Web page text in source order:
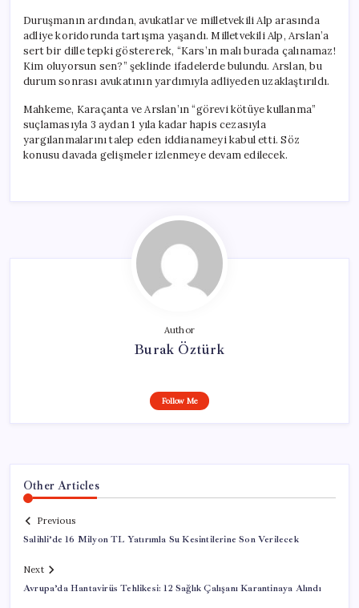
Duruşmanın ardından, avukatlar ve milletvekili Alp arasında
adliye koridorunda tartışma yaşandı. Milletvekili Alp, Arslan’a
sert bir dille tepki göstererek, “Kars’ın malı burada çalınamaz!
Kim oluyorsun sen?” şeklinde ifadelerde bulundu. Arslan, bu
durum sonrası avukatının yardımıyla adliyeden uzaklaştırıldı.
Mahkeme, Karaçanta ve Arslan’ın “görevi kötüye kullanma”
suçlamasıyla 3 aydan 1 yıla kadar hapis cezasıyla
yargılanmalarını talep eden iddianameyi kabul etti. Söz
konusu davada gelişmeler izlenmeye devam edilecek.
Author
Burak Öztürk
Follow Me
Other Articles
Previous
Salihli’de 16 Milyon TL Yatırımla Su Kesintilerine Son Verilecek
Next
Avrupa’da Hantavirüs Tehlikesi: 12 Sağlık Çalışanı Karantinaya Alındı